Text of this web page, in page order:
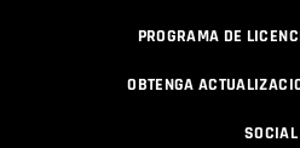
PROGRAMA DE
OBTENGA
SOCIAL